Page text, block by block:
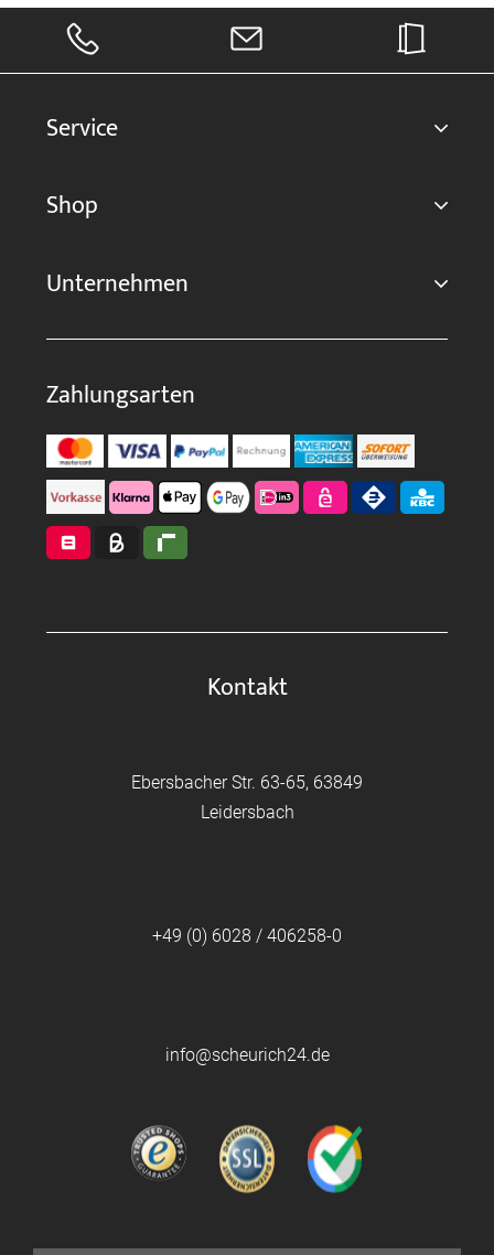
Service
Shop
Unternehmen
Zahlungsarten
Kontakt
Ebersbacher Str. 63-65, 63849
Leidersbach
+49 (0) 6028 / 406258-0
info@scheurich24.de